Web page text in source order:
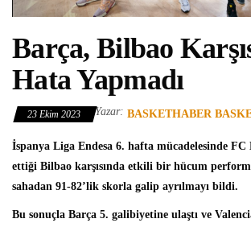
Barça, Bilbao
Hata Yapmadı
23 Ekim 2023 Yazar: BASKETHABER
İspanya Liga Endesa 6. hafta mücadelesinde FC
ettiği Bilbao karşısında etkili bir hücum
sahadan 91-82’lik skorla galip ayrılmayı bildi.
Bu sonuçla Barça 5. galibiyetine ulaştı ve